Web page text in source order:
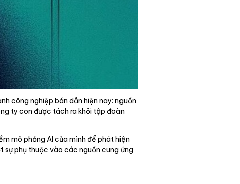
công nghiệp bán dẫn hiện nay: nguồn
ty con được tách ra khỏi tập đoàn
mô phỏng AI của mình để phát hiện
phụ thuộc vào các nguồn cung ứng